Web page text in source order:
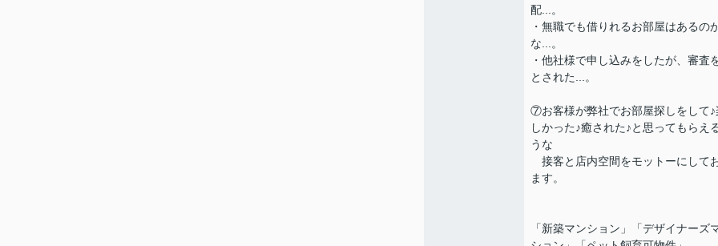
配...。
・無職でも借りれるお部屋はあるの
な...。
・他社様で申し込みをしたが、審査
とされた...。
⑦お客様が弊社でお部屋探しをして♪
しかった♪癒された♪と思ってもらえ
うな
接客と店内空間をモットーにして
ます。
「新築マンション」「デザイナーズ